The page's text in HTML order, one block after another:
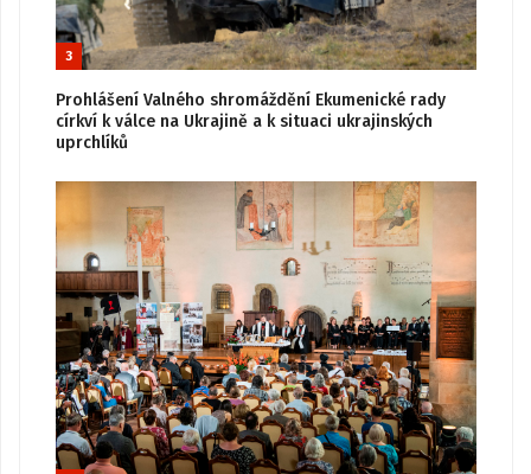
3
Prohlášení Valného shromáždění Ekumenické rady
církví k válce na Ukrajině a k situaci ukrajinských
uprchlíků